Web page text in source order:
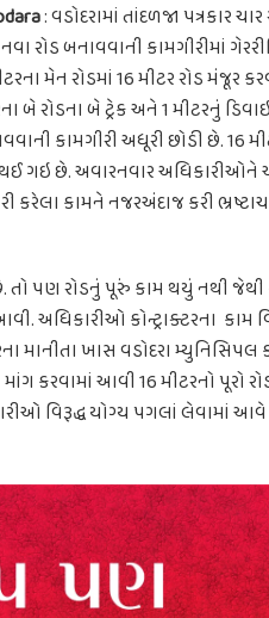
: વડોદરામાં તાંદળજા પત્રકાર
રોડ બનાવવાની કામગીરીમાં
મેન રોડમાં 16 મીટર રોડ મંજૂર
બે રોડના બે ટ્રેક અને 1 મીટરનું
કામગીરી અધૂરી છોડી છે. 16
થઈ ગઇ છે. અવારનવાર
કરેલા કામને નજરઅંદાજ કરી
તો પણ રોડનું પૂરું કામ થયું નથી જેથી
અધિકારીઓ કોન્ટ્રાક્ટરના કામ
માનીતા ખાસ વડોદરા
કરવામાં આવી 16 મીટરનો પૂરો
વિરૂદ્ધ યોગ્ય પગલાં લેવામાં